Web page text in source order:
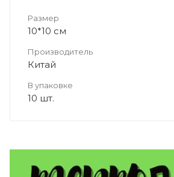
Размер
10*10 см
Производитель
Китай
В упаковке
10 шт.